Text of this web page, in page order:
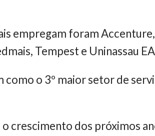
empregam foram
Tempest e Uninassau
o 3º maior setor de
crescimento dos próximos